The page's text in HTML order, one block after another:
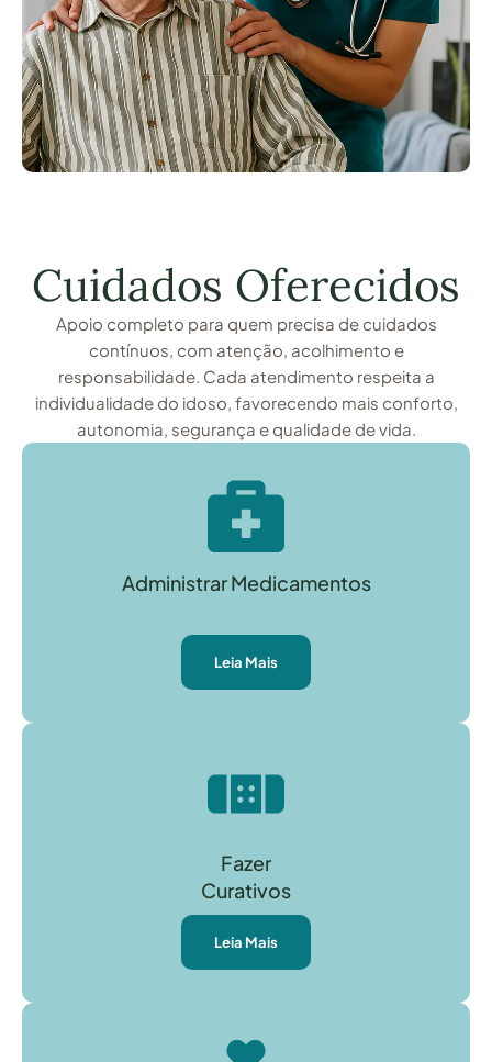
Cuidados Oferecidos
Apoio completo para quem precisa de cuidados
contínuos, com atenção, acolhimento e
responsabilidade. Cada atendimento respeita a
individualidade do idoso, favorecendo mais conforto,
autonomia, segurança e qualidade de vida.
Administrar Medicamentos
Leia Mais
Fazer
Curativos
Leia Mais